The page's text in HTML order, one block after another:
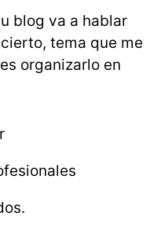
blog va a hablar
tema que me
organizarlo en